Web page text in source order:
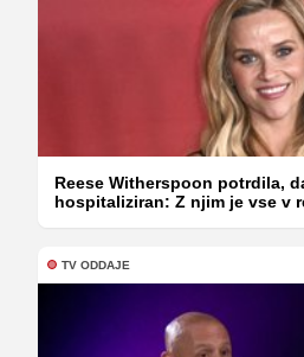
Reese Witherspoon potrdila,
hospitaliziran: Z njim je vse v
TV ODDAJE